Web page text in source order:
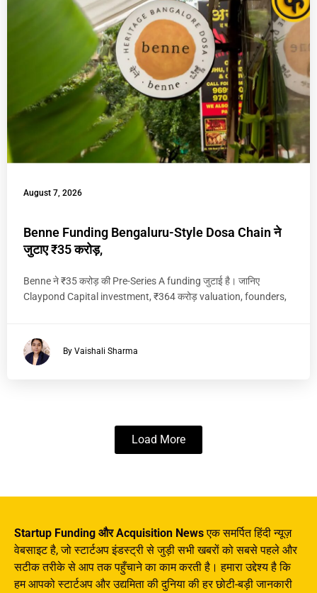
August 7, 2026
Benne Funding Bengaluru-Style Dosa Chain ने
जुटाए ₹35 करोड़,
Benne ने ₹35 करोड़ की Pre-Series A funding जुटाई है। जानिए
Claypond Capital investment, ₹364 करोड़ valuation, founders,
By Vaishali Sharma
Load More
Startup Funding और Acquisition Newsएक समर्पित हिंदी न्यूज़
वेबसाइट है, जो स्टार्टअप इंडस्ट्री से जुड़ी सभी खबरों को सबसे पहले और
सटीक तरीके से आप तक पहुँचाने का काम करती है। हमारा उद्देश्य है कि
हम आपको स्टार्टअप और उद्यमिता की दुनिया की हर छोटी-बड़ी जानकारी